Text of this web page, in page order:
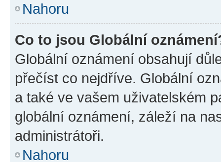
Nahoru
Co to jsou Globální
Globální oznámení obsahují
přečíst co nejdříve. Globální
a také ve vašem uživatelském
globální oznámení, záleží na
administrátoři.
Nahoru